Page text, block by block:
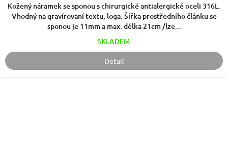
Kožený náramek se sponou s chirurgické antialergické oceli 316L.
Vhodný na gravírovaní textu, loga. Šířka prostředního článku se
sponou je 11mm a max. délka 21cm /lze...
SKLADEM
Detail